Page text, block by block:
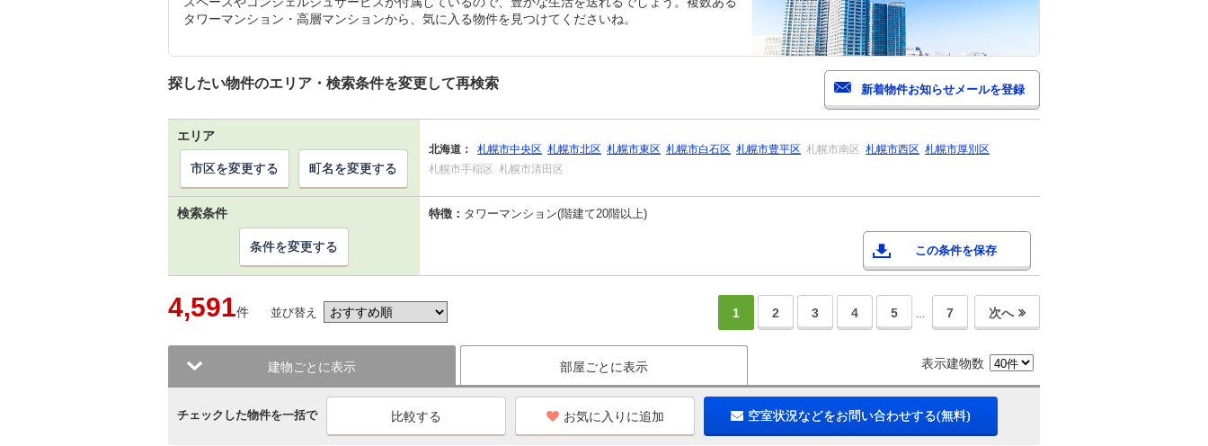
タワーマンション・高層マンションから、気に入る物件を見つけてくださいね。
探したい物件のエリア・検索条件を変更して再検索
エリア
北海道： 札幌市中央区 札幌市北区 札幌市東区 札幌市白石区 札幌市豊平区 札幌市南区 札幌市西区 札幌市厚別区
札幌市手稲区 札幌市清田区
市区を変更する 町名を変更する
検索条件 特徴： タワーマンション(階建て20階以上)
この条件を保存
条件を変更する
4,591件 並び替え 1 2 3 4 5 … 7 次へ
建物ごとに表示 部屋ごとに表示 表示建物数
チェックした物件を一括で お気に入りに追加 空室状況などをお問い合わせする(無料)